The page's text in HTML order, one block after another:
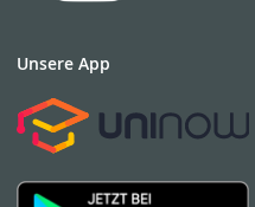
Unsere App